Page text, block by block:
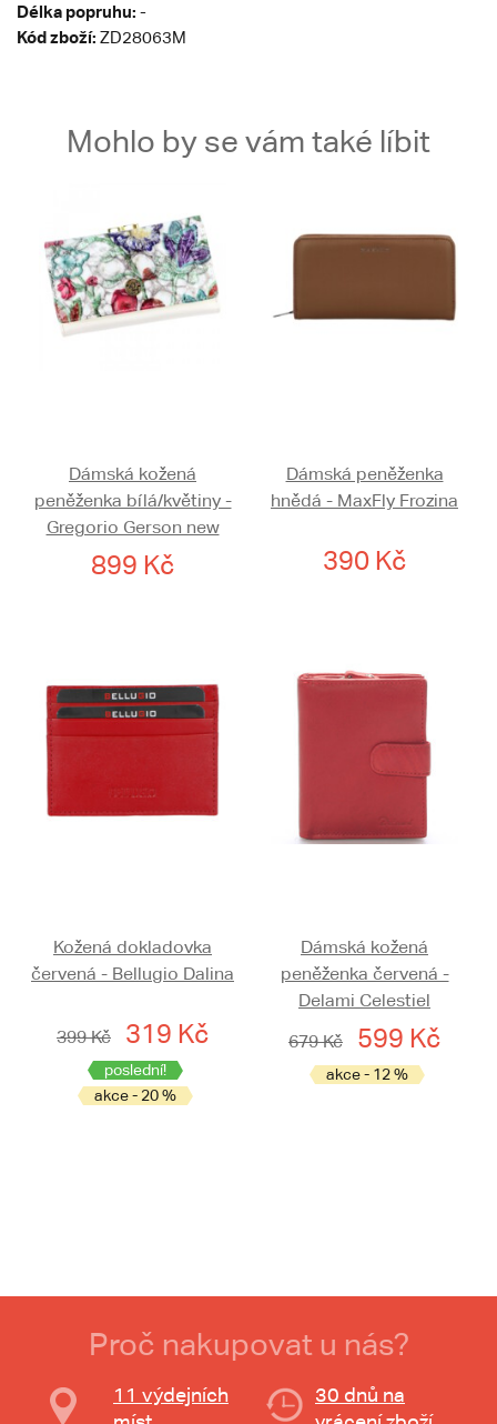
Délka popruhu: -
Kód zboží: ZD28063M
Mohlo by se vám také líbit
Dámská kožená
peněženka bílá/květiny -
Gregorio Gerson new
899 Kč
Dámská peněženka
hnědá - MaxFly Frozina
390 Kč
Kožená dokladovka
červená - Bellugio Dalina
399 Kč 319 Kč
poslední!
akce - 20 %
Dámská kožená
peněženka červená -
Delami Celestiel
679 Kč
599 Kč
akce - 12 %
Proč nakupovat u nás?
11 výdejních
30 dnů na